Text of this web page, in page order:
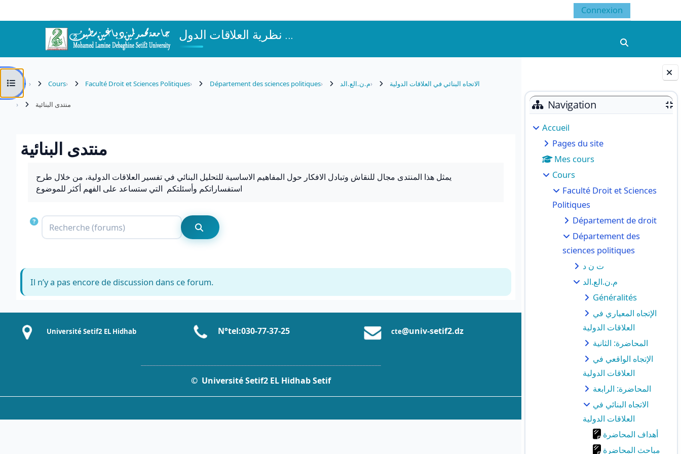
BlocsNavigation
Accueil
Pages du site
Mes cours
Cours
Faculté Droit et Sciences
Politiques
Département de droit
Département des
sciences politiques
ت ن د
م.ن.الع.الد
Généralités
الإتجاه المعياري في
العلاقات الدولية
المحاضرة: الثانية
الإتجاه الواقعي في
العلاقات الدولية
المحاضرة: الرابعة
الاتجاه البنائي في
العلاقات الدولية
أهداف المحاضرة
مباحث المحاضرة
Connexion
نظرية العلاقات الدول ...
Ouvrir l’index du cours
Cours Faculté Droit et Sciences Politiques Département des sciences politiques م.ن.الع.الد الاتجاه البنائي في العلاقات الدولية
منتدى البنائية
منتدى البنائية
يمثل هذا المنتدى مجال للنقاش وتبادل الافكار حول المفاهيم الاساسية للتحليل البنائي في تفسير العلاقات الدولية، من خلال طرح
Recherche (forums)
Recherche (forums)
Il n’y a pas encore de discussion dans ce forum.
Université Setif2 EL Hidhab N°tel:030-77-37-25 cte@univ-setif2.dz
© Université Setif2 EL Hidhab Setif